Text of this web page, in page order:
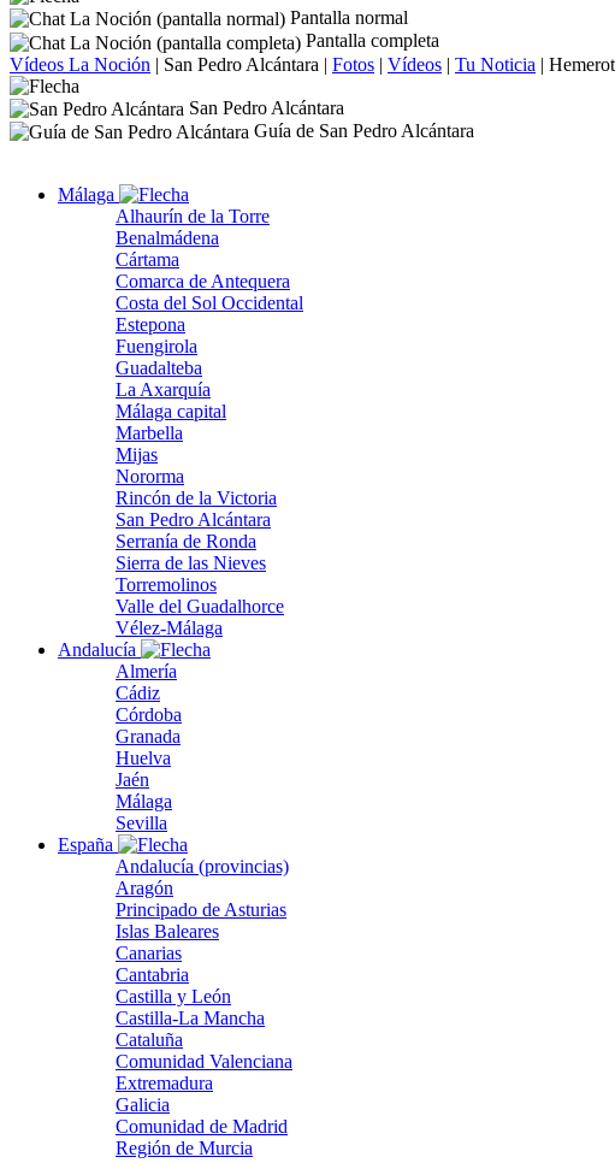
Pantalla normal
Pantalla completa
Vídeos La Noción | San Pedro Alcántara | Fotos | Vídeos | Tu Noticia |
San Pedro Alcántara
Guía de San Pedro Alcántara
Málaga
Alhaurín de la Torre
Benalmádena
Cártama
Comarca de Antequera
Costa del Sol Occidental
Estepona
Fuengirola
Guadalteba
La Axarquía
Málaga capital
Marbella
Mijas
Nororma
Rincón de la Victoria
San Pedro Alcántara
Serranía de Ronda
Sierra de las Nieves
Torremolinos
Valle del Guadalhorce
Vélez-Málaga
Andalucía
Almería
Cádiz
Córdoba
Granada
Huelva
Jaén
Málaga
Sevilla
España
Andalucía (provincias)
Aragón
Principado de Asturias
Islas Baleares
Canarias
Cantabria
Castilla y León
Castilla-La Mancha
Cataluña
Comunidad Valenciana
Extremadura
Galicia
Comunidad de Madrid
Región de Murcia